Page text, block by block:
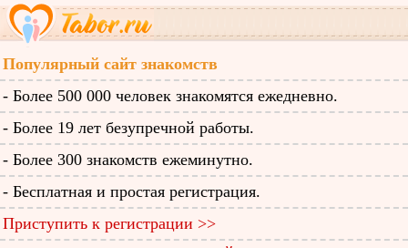
Популярный сайт знакомств
- Более 500 000 человек знакомятся ежедневно.
- Более 19 лет безупречной работы.
- Более 300 знакомств ежеминутно.
- Бесплатная и простая регистрация.
Приступить к регистрации >>